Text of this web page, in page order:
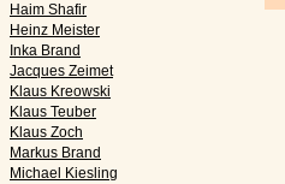
Haim Shafir
Heinz Meister
Inka Brand
Jacques Zeimet
Klaus Kreowski
Klaus Teuber
Klaus Zoch
Markus Brand
Michael Kiesling